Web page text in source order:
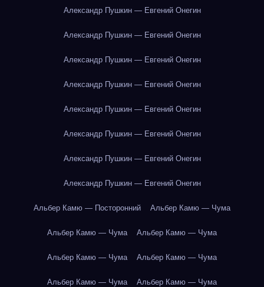
Александр Пушкин — Евгений Онегин
Александр Пушкин — Евгений Онегин
Александр Пушкин — Евгений Онегин
Александр Пушкин — Евгений Онегин
Александр Пушкин — Евгений Онегин
Александр Пушкин — Евгений Онегин
Александр Пушкин — Евгений Онегин
Александр Пушкин — Евгений Онегин
Альбер Камю — Посторонний Альбер Камю — Чума
Альбер Камю — Чума Альбер Камю — Чума
Альбер Камю — Чума Альбер Камю — Чума
Альбер Камю — Чума Альбер Камю — Чума